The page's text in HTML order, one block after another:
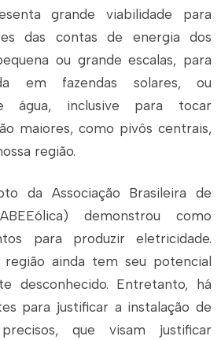
grande viabilidade para
das contas de energia dos
ou grande escalas, para
em fazendas solares, ou
água, inclusive para tocar
maiores, como pivôs centrais,
região.
da Associação Brasileira de
demonstrou como
para produzir eletricidade.
região ainda tem seu potencial
desconhecido. Entretanto, há
para justificar a instalação de
que visam justificar